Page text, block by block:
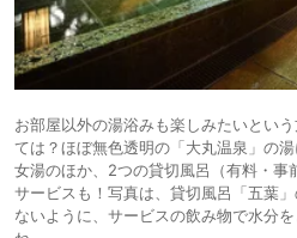
お部屋以外の湯浴みも楽しみたいとい
ては？ほぼ無色透明の「大丸温泉」の
女湯のほか、2つの貸切風呂（有料・事
サービスも！写真は、貸切風呂「五葉
ないように、サービスの飲み物で水分